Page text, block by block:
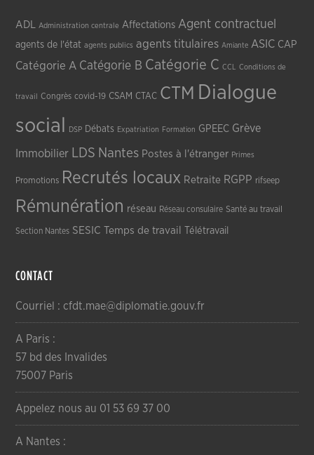
ADL Administration centrale Affectations Agent contractuel
agents de l'état agents publics agents titulaires Amiante ASIC CAP
Catégorie A Catégorie B Catégorie C CCL Conditions de
travail Congrès covid-19 CSAM CTAC CTM Dialogue
social
DSP Débats Expatriation Formation GPEEC Grève
Immobilier LDS Nantes Postes à l'étranger Primes
Promotions Recrutés locaux Retraite RGPP rifseep
Rémunération réseau Réseau consulaire Santé au travail
Section Nantes SESIC Temps de travail Télétravail
CONTACT
Courriel : cfdt.mae@diplomatie.gouv.fr
A Paris :
57 bd des Invalides
75007 Paris
Appelez nous au 01 53 69 37 00
A Nantes :